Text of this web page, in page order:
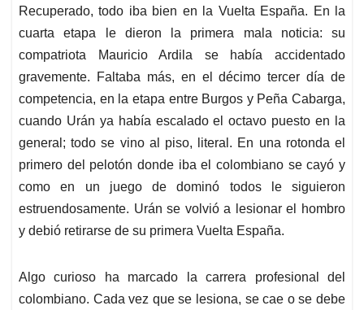
Recuperado, todo iba bien en la Vuelta España. En la
cuarta etapa le dieron la primera mala noticia: su
compatriota Mauricio Ardila se había accidentado
gravemente. Faltaba más, en el décimo tercer día de
competencia, en la etapa entre Burgos y Peña Cabarga,
cuando Urán ya había escalado el octavo puesto en la
general; todo se vino al piso, literal. En una rotonda el
primero del pelotón donde iba el colombiano se cayó y
como en un juego de dominó todos le siguieron
estruendosamente. Urán se volvió a lesionar el hombro
y debió retirarse de su primera Vuelta España.
Algo curioso ha marcado la carrera profesional del
colombiano. Cada vez que se lesiona, se cae o se debe